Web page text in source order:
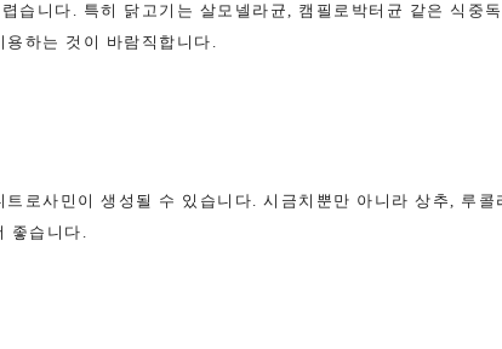
습니다. 특히 닭고기는 살모넬라균, 캠필로박터균 같은 식중독
하는 것이 바람직합니다.
로사민이 생성될 수 있습니다. 시금치뿐만 아니라 상추, 루콜
좋습니다.